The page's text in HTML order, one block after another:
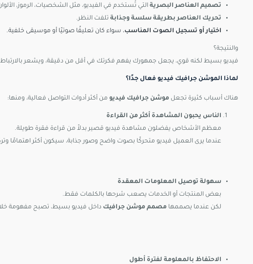
تصميم العناصر البصرية التي تُستخدم في الفيديو، مثل الشخصيات، الرموز،
تحريك العناصر بطريقة سلسة وجذابة تلفت النظر.
اختيار أو تسجيل الصوت المناسب، سواء كان تعليقًا صوتيًا أو موسيقى خلفية.
والنتيجة؟
فيديو بسيط لكنه قوي، يجعل جمهورك يفهم فكرتك في أقل من دقيقة، ويشعر
لماذا الموشن جرافيك فيديو فعال جدًا؟
هناك أسباب كثيرة تجعل موشن جرافيك فيديو من أكثر أدوات التواصل فعالية، ومنها:
الناس يحبون المشاهدة أكثر من القراءة
معظم الأشخاص يفضلون مشاهدة فيديو قصير بدلاً من قراءة فقرة طويلة.
عندما يرى العميل فيديو متحركًا بصوت واضح وصور جذابة، سيكون أكثر اهتمامًا
سهولة توصيل المعلومات المعقدة
بعض المنتجات أو الخدمات يصعب شرحها بالكلمات فقط.
لكن عندما يصممها مصمم موشن جرافيك داخل فيديو بسيط، تصبح مفهومة
الاحتفاظ بالمعلومة لفترة أطول